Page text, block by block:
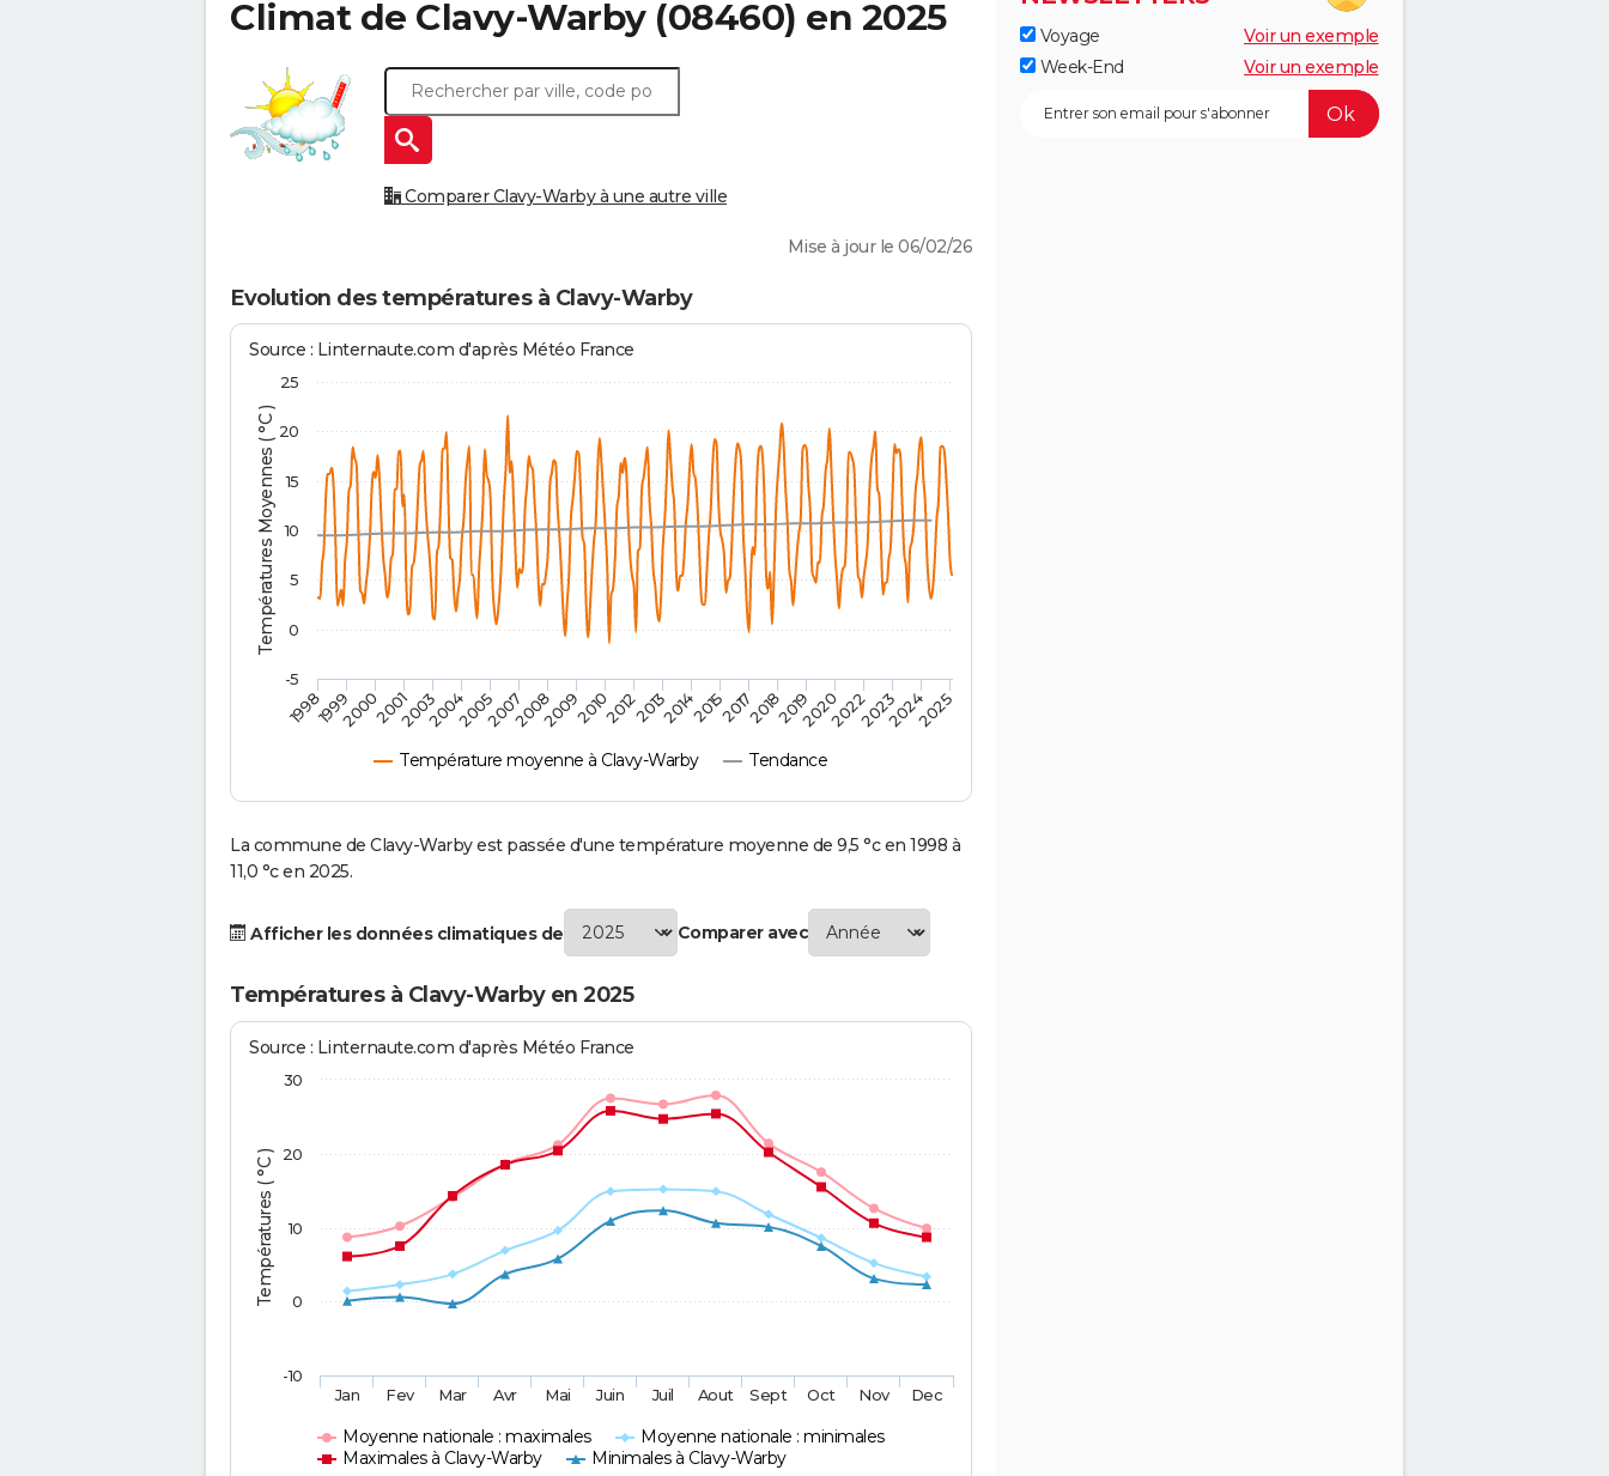
Climat de Clavy-Warby(08460) en 2025
Comparer Clavy-Warby à une autre ville
Mise à jour le 06/02/26
Evolution des températures à Clavy-Warby
Températures Moyennes ( °C )
Source : Linternaute.com d'après Météo France
Température moyenne à Clavy-Warby Tendance
1998 2014
199920002001200320042005200720082009201020122013 201520172018201920202022202320242025
-5
0
5
10
15
20
25
La commune de Clavy-Warby est passée d'une température moyenne de 9,5 °c en 1998 à
11,0 °c en 2025.
Afficher les données climatiques de Comparer avec
Températures à Clavy-Warby en 2025
Températures ( °C )
Source : Linternaute.com d'après Météo France
Moyenne nationale : maximales
Moyenne nationale : minimales
Maximales à Clavy-Warby
Minimales à Clavy-Warby
Jan Fev Mar Avr Mai Juin Juil Aout Sept Oct Nov Dec
-10
0
10
20
30
Voyage
Voir un exemple
Week-End
Voir un exemple